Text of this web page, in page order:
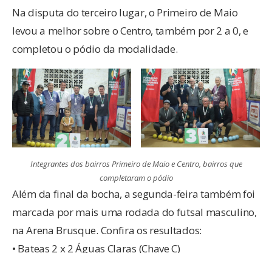
Na disputa do terceiro lugar, o Primeiro de Maio
levou a melhor sobre o Centro, também por 2 a 0, e
completou o pódio da modalidade.
Integrantes dos bairros Primeiro de Maio e Centro, bairros que
completaram o pódio
Além da final da bocha, a segunda-feira também foi
marcada por mais uma rodada do futsal masculino,
na Arena Brusque. Confira os resultados:
• Bateas 2 x 2 Águas Claras (Chave C)